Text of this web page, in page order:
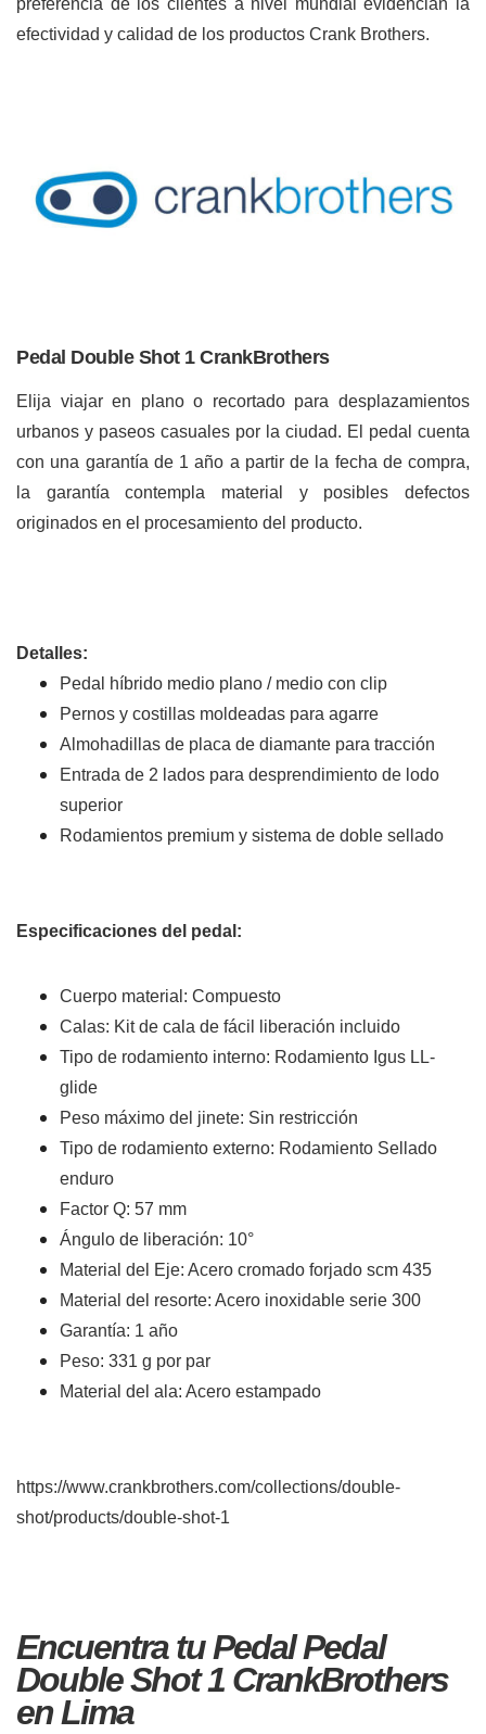
preferencia de los clientes a nivel mundial evidencian la
efectividad y calidad de los productos Crank Brothers.
Pedal Double Shot 1 CrankBrothers
Elija viajar en plano o recortado para desplazamientos
urbanos y paseos casuales por la ciudad. El pedal cuenta
con una garantía de 1 año a partir de la fecha de compra,
la garantía contempla material y posibles defectos
originados en el procesamiento del producto.
Detalles:
Pedal híbrido medio plano / medio con clip
Pernos y costillas moldeadas para agarre
Almohadillas de placa de diamante para tracción
Entrada de 2 lados para desprendimiento de lodo
superior
Rodamientos premium y sistema de doble sellado
Especificaciones del pedal:
Cuerpo material: Compuesto
Calas: Kit de cala de fácil liberación incluido
Tipo de rodamiento interno: Rodamiento Igus LL-
glide
Peso máximo del jinete: Sin restricción
Tipo de rodamiento externo: Rodamiento Sellado
enduro
Factor Q: 57 mm
Ángulo de liberación: 10°
Material del Eje: Acero cromado forjado scm 435
Material del resorte: Acero inoxidable serie 300
Garantía: 1 año
Peso: 331 g por par
Material del ala: Acero estampado
https://www.crankbrothers.com/collections/double-
shot/products/double-shot-1
Encuentra tu Pedal Pedal
Double Shot 1 CrankBrothers
en Lima